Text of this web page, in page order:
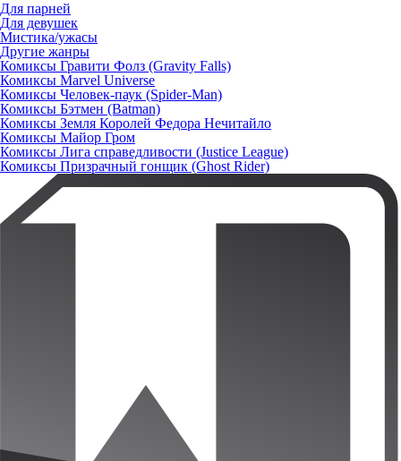
Для парней
Для девушек
Мистика/ужасы
Другие жанры
Комиксы Гравити Фолз (Gravity Falls)
Комиксы Marvel Universe
Комиксы Человек-паук (Spider-Man)
Комиксы Бэтмен (Batman)
Комиксы Земля Королей Федора Нечитайло
Комиксы Майор Гром
Комиксы Лига справедливости (Justice League)
Комиксы Призрачный гонщик (Ghost Rider)